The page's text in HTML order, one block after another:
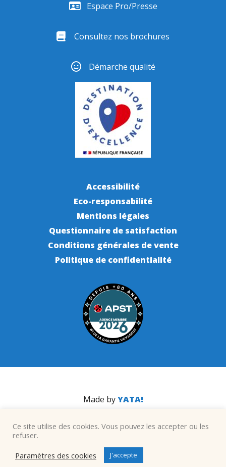
Espace Pro/Presse
Consultez nos brochures
Démarche qualité
Accessibilité
Eco-responsabilité
Mentions légales
Questionnaire de satisfaction
Conditions générales de vente
Politique de confidentialité
Made byYATA!
Ce site utilise des cookies. Vous pouvez les accepter ou les
refuser.
Paramètres des cookies
J'accepte